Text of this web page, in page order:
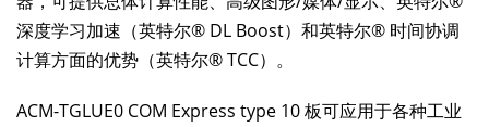
深度学习加速（英特尔® DL Boost）和英特尔® 时间协调
计算方面的优势（英特尔® TCC）。
ACM-TGLUE0 COM Express type 10 板可应用于各种工业